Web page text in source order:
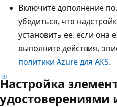
Включите дополнение
убедиться, что
установить ее, если она
выполните действия,
политики Azure для AKS.
Настройка
удостоверениями